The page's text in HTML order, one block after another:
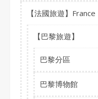
【法國旅遊】France
【巴黎旅遊】
巴黎分區
巴黎博物館